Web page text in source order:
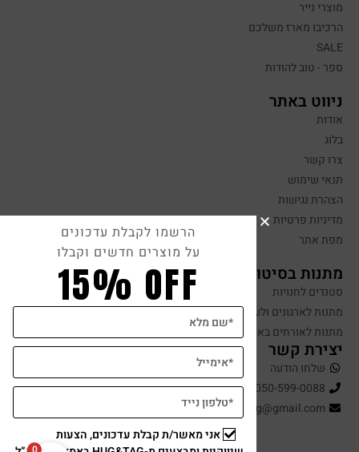
מוצרי נייר
הרכיבו מארז משלכם
SALE
ספר - טוב להודות
ניווט באתר
אודות
בלוג
צרו קשר
תנאי שימוש
הצהרת נגישות
מדיניות פרטיות
מפת אתר
מתנות בסיטונאות
סטנדים לחנויות
מתנות לארגונים ולעובדים
מתנות לאורחים באירועים
יצירת קשר
שלחו הודעה
050-599-0088
hugandtag@gmail.com
הרשמו לקבלת עדכונים
על מוצרים חדשים וקבלו
15% OFF
אני מאשר/ת קבלת עדכונים, הצעות